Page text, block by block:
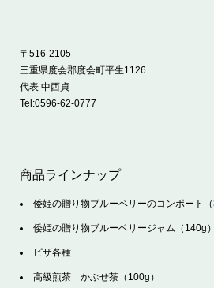
〒516-2105
三重県度会郡度会町平生1126
代表 中西貞
Tel:0596-62-0777
商品ラインナップ
倭姫の贈り物ブルーベリーのコンポート（
倭姫の贈り物ブルーベリージャム（140g）
ピザ各種
高級煎茶 かぶせ茶（100g）